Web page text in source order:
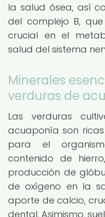
la salud ósea, así
del complejo B,
crucial en el
salud del sistema
Minerales
verduras de
Las verduras
acuaponía son
para el
contenido de
producción de
de oxígeno en la
aporte de calcio,
dental. Asimismo,